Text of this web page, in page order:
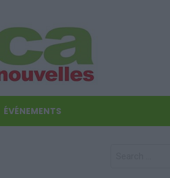
ÉVÉNEMENTS